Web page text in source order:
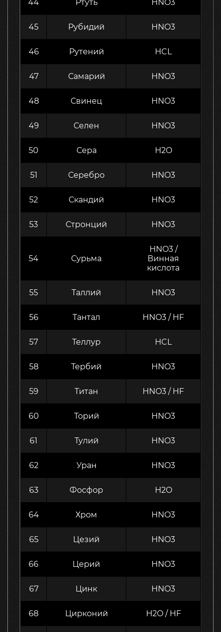
44 Ртуть HNO3
45 Рубидий HNO3
46 Рутений HCL
47 Самарий HNO3
48 Свинец HNO3
49 Селен HNO3
50 Сера H2O
51 Серебро HNO3
52 Скандий HNO3
53 Стронций HNO3
54 Сурьма
HNO3 /
Винная
кислота
55 Таллий HNO3
56 Тантал HNO3 / HF
57 Теллур HCL
58 Тербий HNO3
59 Титан HNO3 / HF
60 Торий HNO3
61 Тулий HNO3
62 Уран HNO3
63 Фосфор H2O
64 Хром HNO3
65 Цезий HNO3
66 Церий HNO3
67 Цинк HNO3
68 Цирконий H2O / HF